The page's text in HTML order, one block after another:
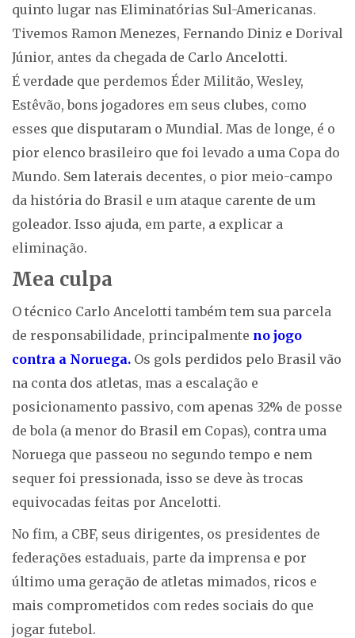
quinto lugar nas Eliminatórias Sul-Americanas.
Tivemos Ramon Menezes, Fernando Diniz e Dorival
Júnior, antes da chegada de Carlo Ancelotti.
É verdade que perdemos Éder Militão, Wesley,
Estêvão, bons jogadores em seus clubes, como
esses que disputaram o Mundial. Mas de longe, é o
pior elenco brasileiro que foi levado a uma Copa do
Mundo. Sem laterais decentes, o pior meio-campo
da história do Brasil e um ataque carente de um
goleador. Isso ajuda, em parte, a explicar a
eliminação.
Mea culpa
O técnico Carlo Ancelotti também tem sua parcela
de responsabilidade, principalmente no jogo
contra a Noruega. Os gols perdidos pelo Brasil vão
na conta dos atletas, mas a escalação e
posicionamento passivo, com apenas 32% de posse
de bola (a menor do Brasil em Copas), contra uma
Noruega que passeou no segundo tempo e nem
sequer foi pressionada, isso se deve às trocas
equivocadas feitas por Ancelotti.
No fim, a CBF, seus dirigentes, os presidentes de
federações estaduais, parte da imprensa e por
último uma geração de atletas mimados, ricos e
mais comprometidos com redes sociais do que
jogar futebol.